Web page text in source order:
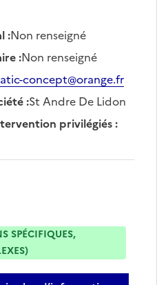
:Non renseigné
:Non renseigné
concept@orange.fr
:St Andre De Lidon
privilégiés:
SPÉCIFIQUES,